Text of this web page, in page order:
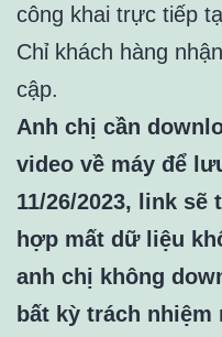
công khai trực tiếp
Chỉ khách hàng
cập.
Anh chị cần
video về máy để
11/26/2023, link
hợp mất dữ liệu
anh chị không
bất kỳ trách nhiệm